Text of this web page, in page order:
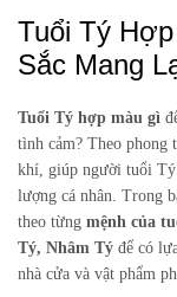
Tuổi Tý
Sắc Mang
Tuổi Tý hợp màu gì
tình cảm? Theo phong
khí, giúp người tuổi Tý
lượng cá nhân. Trong
theo từng mệnh của
Tý, Nhâm Tý để có
nhà cửa và vật phẩm